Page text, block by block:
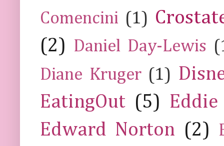
Comencini (1)
(2) Daniel Day-Lewis
Diane Kruger (1)
EatingOut (5) Eddie
Edward Norton (2)